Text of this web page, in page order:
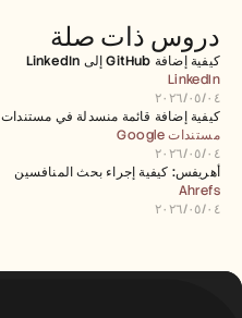
دروس ذات صلة
كيفية إضافة GitHub إلى LinkedIn
LinkedIn
٠٤‏/٠٥‏/٢٠٢٦
كيفية إضافة قائمة منسدلة في مستندات Google – دليل بسيط
مستندات Google
٠٤‏/٠٥‏/٢٠٢٦
أهريفس: كيفية إجراء بحث المنافسين
Ahrefs
٠٤‏/٠٥‏/٢٠٢٦